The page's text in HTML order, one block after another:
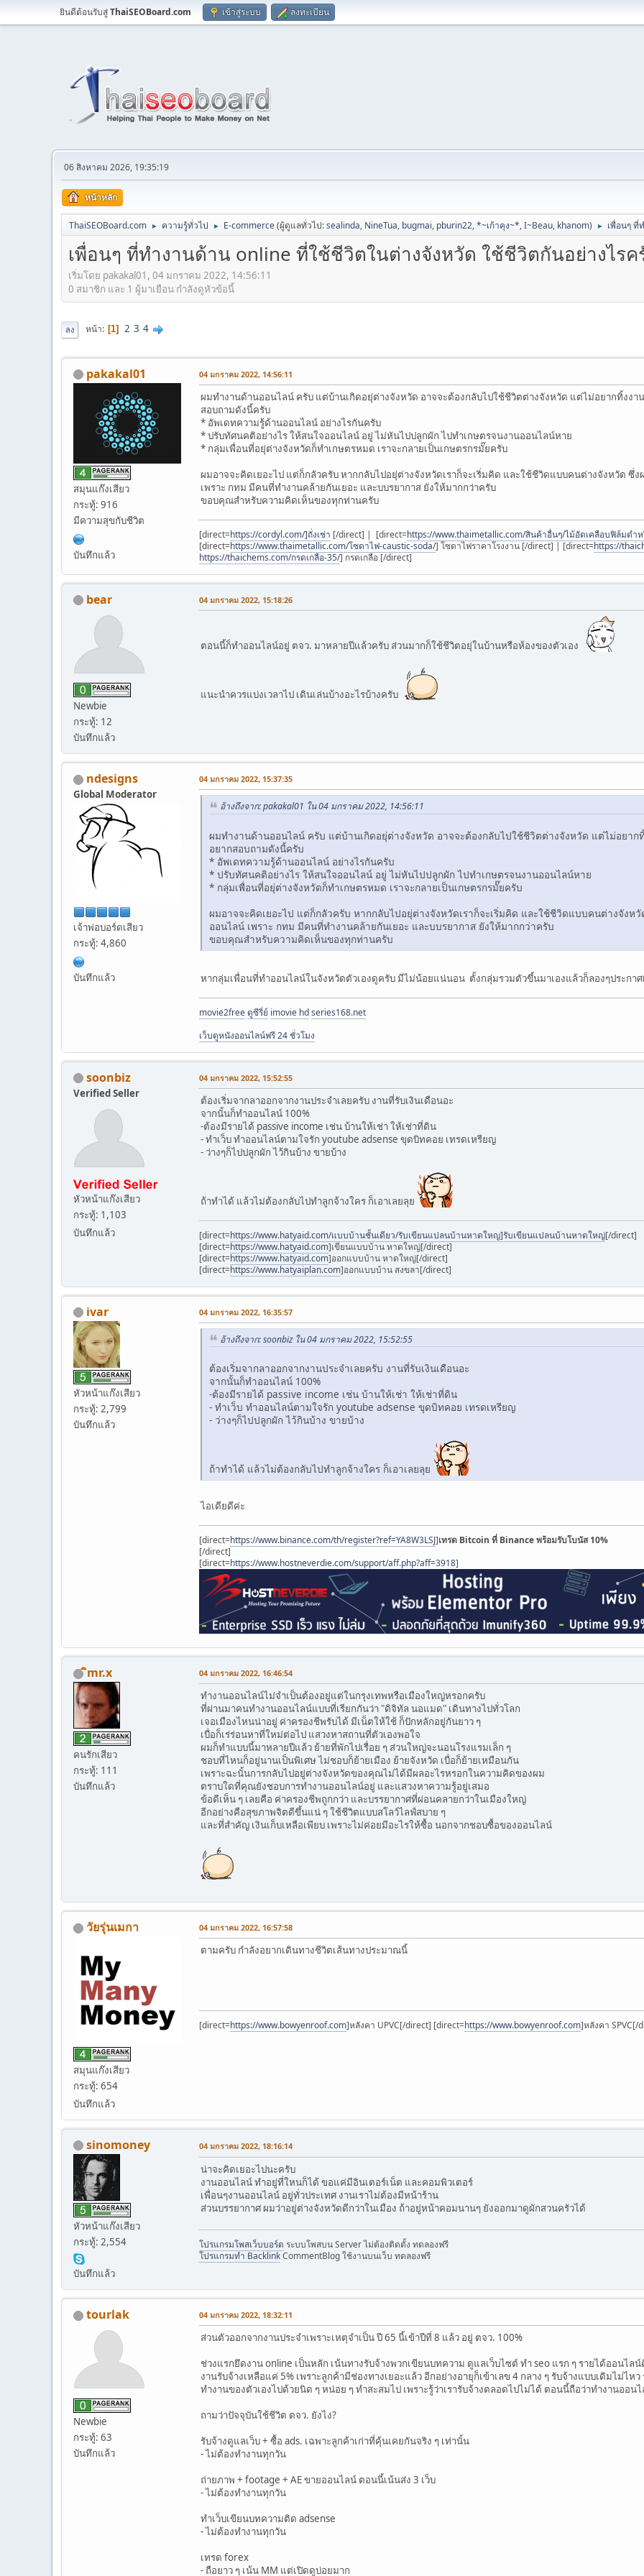
ยินดีต้อนรับสู่ThaiSEOBoard.com เข้าสู่ระบบ ลงทะเบียน
06 สิงหาคม 2026, 19:35:19
หน้าหลัก
ThaiSEOBoard.com ► ความรู้ทั่วไป ► E-commerce(ผู้ดูแลทั่วไป:sealinda, NineTua, bugmai, pburin22,*~เก้าคุง~*,I~Beau, khanom) ► เพื่อนๆ ที่
เพื่อนๆ ที่ทำงานด้าน online ที่ใช้ชีวิตในต่างจังหวัด ใช้ชีวิตกันอย่างไรค
เริ่มโดย pakakal01, 04 มกราคม 2022, 14:56:11
0 สมาชิก และ 1 ผู้มาเยือน กำลังดูหัวข้อนี้
ลง หน้า 1 2 3 4
pakakal01
สมุนแก๊งเสียว
กระทู้: 916
มีความสุขกับชีวิต
บันทึกแล้ว
04 มกราคม 2022, 14:56:11
ผมทำงานด้านออนไลน์ ครับ แต่บ้านเกิดอยุ่ต่างจังหวัด อาจจะต้องกลับไปใช้ชีวิตต่างจังหวัด แต่ไม่อยากทิ้งง
สอบถามดังนี้ครับ
* อัพเดทความรู้ด้านออนไลน์ อย่างไรกันครับ
* ปรับทัศนคติอย่างไร ให้สนใจออนไลน์ อยู่ ไม่หันไปปลูกผัก ไปทำเกษตรจนงานออนไลน์หาย
* กลุ่มเพื่อนที่อยุ่ต่างจังหวัดก็ทำเกษตรหมด เราจะกลายเป็นเกษตรกรมั๊ยครับ
ผมอาจจะคิดเยอะไป แต่ก็กลัวครับ หากกลับไปอยุ่ต่างจังหวัดเราก็จะเริ่มคิด และใช้ชีวิดแบบคนต่างจังหวัด ซึ่
เพราะ กทม มีคนที่ทำงานคล้ายกันเยอะ และบบรยากาส ยังให้มากกว่าครับ
ขอบคุณสำหรับความคิดเห็นของทุกท่านครับ
[direct=https://cordyl.com/]ถั่งเช่า [/direct] | [direct=https://www.thaimetallic.com/สินค้าอื่นๆ/ไม้อัดเคลือบฟิล์มดำ
[direct=https://www.thaimetallic.com/โซดาไฟ-caustic-soda/] โซดาไฟราคาโรงงาน [/direct] | [direct=https://
https://thaichems.com/กรดเกลือ-35/] กรดเกลือ [/direct]
bear
Newbie
กระทู้: 12
บันทึกแล้ว
04 มกราคม 2022, 15:18:26
ตอนนี้ก็ทำออนไลน์อยู่ ตจว. มาหลายปีแล้วครับ ส่วนมากก็ใช้ชีวิตอยุ่ในบ้านหรือห้องของตัวเอง
แนะนำควรแบ่งเวลาไป เดินเล่นบ้างอะไรบ้างครับ
ndesigns
Global Moderator
เจ้าพ่อบอร์ดเสียว
กระทู้: 4,860
บันทึกแล้ว
04 มกราคม 2022, 15:37:35
อ้างถึงจาก: pakakal01 ใน 04 มกราคม 2022, 14:56:11
ผมทำงานด้านออนไลน์ ครับ แต่บ้านเกิดอยุ่ต่างจังหวัด อาจจะต้องกลับไปใช้ชีวิตต่างจังหวัด แต่ไม่อยา
อยากสอบถามดังนี้ครับ
* อัพเดทความรู้ด้านออนไลน์ อย่างไรกันครับ
* ปรับทัศนคติอย่างไร ให้สนใจออนไลน์ อยู่ ไม่หันไปปลูกผัก ไปทำเกษตรจนงานออนไลน์หาย
* กลุ่มเพื่อนที่อยุ่ต่างจังหวัดก็ทำเกษตรหมด เราจะกลายเป็นเกษตรกรมั๊ยครับ
ผมอาจจะคิดเยอะไป แต่ก็กลัวครับ หากกลับไปอยุ่ต่างจังหวัดเราก็จะเริ่มคิด และใช้ชีวิดแบบคนต่างจังห
ออนไลน์ เพราะ กทม มีคนที่ทำงานคล้ายกันเยอะ และบบรยากาส ยังให้มากกว่าครับ
ขอบคุณสำหรับความคิดเห็นของทุกท่านครับ
หากลุ่มเพื่อนที่ทำออนไลน์ในจังหวัดตัวเองดูครับ มีไม่น้อยแน่นอน ตั้งกลุ่มรวมตัวขึ้นมาเองแล้วก็ลองๆประก
movie2freeดูซีรี่ย์ imovie hdseries168.net
เว็บดูหนังออนไลน์ฟรี 24 ชั่วโมง
soonbiz
Verified Seller
หัวหน้าแก๊งเสียว
กระทู้: 1,103
บันทึกแล้ว
04 มกราคม 2022, 15:52:55
ต้องเริ่มจากลาออกจากงานประจำเลยครับ งานที่รับเงินเดือนอะ
จากนั้นก็ทำออนไลน์ 100%
-ต้องมีรายได้ passive income เช่น บ้านให้เช่า ให้เช่าที่ดิน
- ทำเว็บ ทำออนไลน์ตามใจรัก youtube adsense ขุดบิทคอย เทรดเหรียญ
- ว่างๆก็ไปปลูกผัก ไว้กินบ้าง ขายบ้าง
ถ้าทำได้ แล้วไม่ต้องกลับไปทำลูกจ้างใคร ก็เอาเลยลุย
[direct=https://www.hatyaid.com/แบบบ้านชั้นเดียว/รับเขียนแปลนบ้านหาดใหญ]รับเขียนแปลนบ้านหาดใหญ่[/direct]
[direct=https://www.hatyaid.com]เขียนแบบบ้าน หาดใหญ่[/direct]
[direct=https://www.hatyaid.com]ออกแบบบ้าน หาดใหญ่[/direct]
[direct=https://www.hatyaiplan.com]ออกแบบบ้าน สงขลา[/direct]
ivar
หัวหน้าแก๊งเสียว
กระทู้: 2,799
บันทึกแล้ว
04 มกราคม 2022, 16:35:57
อ้างถึงจาก: soonbiz ใน 04 มกราคม 2022, 15:52:55
ต้องเริ่มจากลาออกจากงานประจำเลยครับ งานที่รับเงินเดือนอะ
จากนั้นก็ทำออนไลน์ 100%
-ต้องมีรายได้ passive income เช่น บ้านให้เช่า ให้เช่าที่ดิน
- ทำเว็บ ทำออนไลน์ตามใจรัก youtube adsense ขุดบิทคอย เทรดเหรียญ
- ว่างๆก็ไปปลูกผัก ไว้กินบ้าง ขายบ้าง
ถ้าทำได้ แล้วไม่ต้องกลับไปทำลูกจ้างใคร ก็เอาเลยลุย
ไอเดียดีค่ะ
[direct=https://www.binance.com/th/register?ref=YA8W3LSJ]เทรด Bitcoin ที่ Binance พร้อมรับโบนัส 10%
[/direct]
[direct=https://www.hostneverdie.com/support/aff.php?aff=3918]
ิmr.x
คนรักเสียว
กระทู้: 111
บันทึกแล้ว
04 มกราคม 2022, 16:46:54
ทำงานออนไลน์ไม่จำเป็นต้องอยู่แต่ในกรุงเทพหรือเมืองใหญ่หรอกครับ
ที่ผ่านมาคนทำงานออนไลน์แบบที่เรียกกันว่า "ดิจิทัล นอแมด" เดินทางไปทั่วโลก
เจอเมืองไหนน่าอยู่ ค่าครองชีพรับได้ มีเน็ตให้ใช้ ก็ปักหลักอยู่กันยาว ๆ
เบื่อก็เร่ร่อนหาที่ใหม่ต่อไป แสวงหาสถานที่ตัวเองพอใจ
ผมก็ทำแบบนี้มาหลายปีแล้ว ย้ายที่พักไปเรื่อย ๆ ส่วนใหญ่จะนอนโรงแรมเล็ก ๆ
ชอบที่ไหนก็อยู่นานเป็นพิเศษ ไม่ชอบก็ย้ายเมือง ย้ายจังหวัด เบื่อก็ย้ายเหมือนกัน
เพราะฉะนั้นการกลับไปอยู่ต่างจังหวัดของคุณไม่ได้มีผลอะไรหรอกในความคิดของผม
ตราบใดที่คุณยังชอบการทำงานออนไลน์อยู่ และแสวงหาความรู้อยู่เสมอ
ข้อดีเห็น ๆ เลยคือ ค่าครองชีพถูกกว่า และบรรยากาศที่ผ่อนคลายกว่าในเมืองใหญ่
อีกอย่างคือสุขภาพจิตดีขึ้นแน่ ๆ ใช้ชีวิตแบบสโลว์ไลฟ์สบาย ๆ
และที่สำคัญ เงินเก็บเหลือเพียบ เพราะไม่ค่อยมีอะไรให้ซื้อ นอกจากชอบซื้อของออนไลน์
วัยรุ่นเมกา
สมุนแก๊งเสียว
กระทู้: 654
บันทึกแล้ว
04 มกราคม 2022, 16:57:58
ตามครับ กำลังอยากเดินทางชีวิตเส้นทางประมาณนี้
[direct=https://www.bowyenroof.com]หลังคา UPVC[/direct] [direct=https://www.bowyenroof.com]หลังคา SPVC[/
sinomoney
หัวหน้าแก๊งเสียว
กระทู้: 2,554
บันทึกแล้ว
04 มกราคม 2022, 18:16:14
น่าจะคิดเยอะไปนะครับ
งานออนไลน์ ทำอยู่ที่ใหนก็ได้ ขอแค่มีอินเตอร์เน็ต และคอมพิวเตอร์
เพื่อนๆงานออนไลน์ อยู่ทั่วประเทศ งานเราไม่ต้องมีหน้าร้าน
ส่วนบรรยากาศ ผมว่าอยู่ต่างจังหวัดดีกว่าในเมือง ถ้าอยู่หน้าคอมนานๆ ยังออกมาดูผักสวนครัวได้
โปรแกรมโพสเว็บบอร์ด ระบบโพสบน Server ไม่ต้องติดตั้ง ทดลองฟรี
โปรแกรมทำ BacklinkCommentBlog ใช้งานบนเว็บ ทดลองฟรี
tourlak
Newbie
กระทู้: 63
บันทึกแล้ว
04 มกราคม 2022, 18:32:11
ส่วนตัวออกจากงานประจำเพราะเหตุจำเป็น ปี 65 นี้เข้าปีที่ 8 แล้ว อยู่ ตจว. 100%
ช่วงแรกยึดงาน online เป็นหลัก เน้นทางรับจ้างพวกเขียนบทความ ดูแลเว็บไซต์ ทำ seo แรก ๆ รายได้ออนไล
งานรับจ้างเหลือแค่ 5% เพราะลูกค้ามีช่องทางเยอะแล้ว อีกอย่างอายุก็เข้าเลข 4 กลาง ๆ รับจ้างแบบเดิมไม่ไ
ทำงานของตัวเองไปด้วยนิด ๆ หน่อย ๆ ทำสะสมไป เพราะรู้ว่าเรารับจ้างตลอดไปไม่ได้ ตอนนี้ถือว่าทำงานออน
ถามว่าปัจจุบันใช้ชีวิต ตจว. ยังไง?
รับจ้างดูแลเว็บ + ซื้อ ads. เฉพาะลูกค้าเก่าที่คุ้นเคยกันจริง ๆ เท่านั้น
- ไม่ต้องทำงานทุกวัน
ถ่ายภาพ + footage + AE ขายออนไลน์ ตอนนี้เน้นส่ง 3 เว็บ
- ไม่ต้องทำงานทุกวัน
ทำเว็บเขียนบทความติด adsense
- ไม่ต้องทำงานทุกวัน
เทรด forex
- ถือยาว ๆ เน้น MM แต่เปิดดูบ่อยมาก